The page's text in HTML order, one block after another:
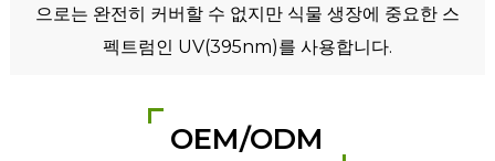
으로는 완전히 커버할 수 없지만 식물 생장에 중요한 스
펙트럼인 UV(395nm)를 사용합니다.
OEM/ODM